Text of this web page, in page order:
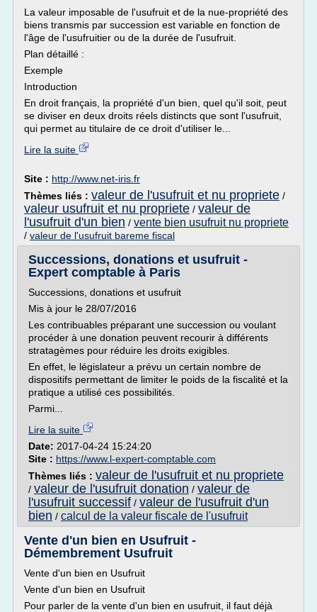
La valeur imposable de l'usufruit et de la nue-propriété des
biens transmis par succession est variable en fonction de
l'âge de l'usufruitier ou de la durée de l'usufruit.
Plan détaillé :
Exemple
Introduction
En droit français, la propriété d'un bien, quel qu'il soit, peut
se diviser en deux droits réels distincts que sont l'usufruit,
qui permet au titulaire de ce droit d'utiliser le...
Lire la suite
Site : http://www.net-iris.fr
Thèmes liés : valeur de l'usufruit et nu propriete /
valeur usufruit et nu propriete / valeur de
l'usufruit d'un bien / vente bien usufruit nu propriete
/ valeur de l'usufruit bareme fiscal
Successions, donations et usufruit -
Expert comptable à Paris
Successions, donations et usufruit
Mis à jour le 28/07/2016
Les contribuables préparant une succession ou voulant
procéder à une donation peuvent recourir à différents
stratagèmes pour réduire les droits exigibles.
En effet, le législateur a prévu un certain nombre de
dispositifs permettant de limiter le poids de la fiscalité et la
pratique a utilisé ces possibilités.
Parmi...
Lire la suite
Date: 2017-04-24 15:24:20
Site : https://www.l-expert-comptable.com
Thèmes liés : valeur de l'usufruit et nu propriete
/ valeur de l'usufruit donation / valeur de
l'usufruit successif / valeur de l'usufruit d'un
bien / calcul de la valeur fiscale de l'usufruit
Vente d'un bien en Usufruit -
Démembrement Usufruit
Vente d'un bien en Usufruit
Vente d'un bien en Usufruit
Pour parler de la vente d'un bien en usufruit, il faut déjà